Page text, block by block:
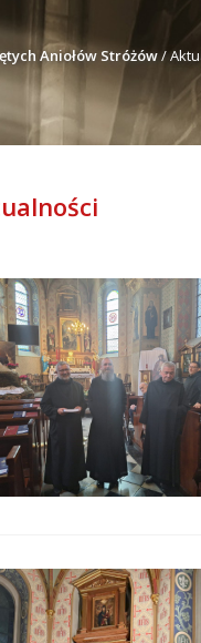
Aniołów Stróżów/